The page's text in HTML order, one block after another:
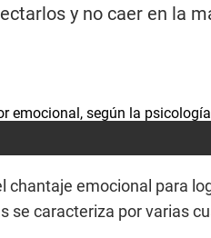
y no caer en la
emocional para
se caracteriza por varias